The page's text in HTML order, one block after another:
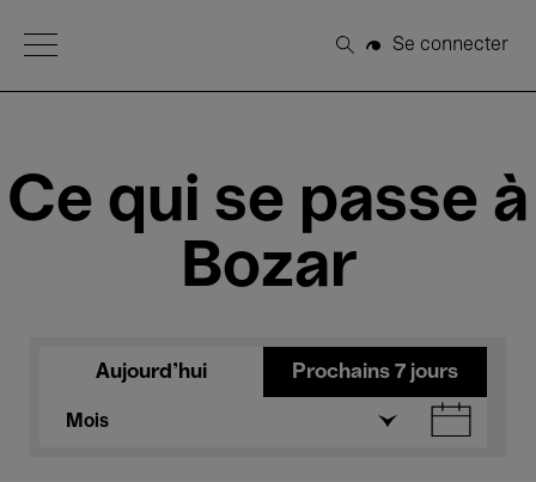
Open Menu
Rechercher
Se connecter
Ce qui se passe à
Bozar
Aujourd'hui Prochains 7 jours
Mois